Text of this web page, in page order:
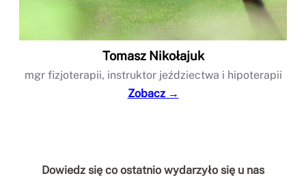
Tomasz Nikołajuk
mgr fizjoterapii, instruktor jeździectwa i hipoterapii
Zobacz →
Dowiedz się co ostatnio wydarzyło się u nas